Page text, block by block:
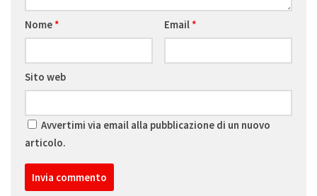
Nome* Email*
Sito web
Avvertimi via email alla pubblicazione di un nuovo
articolo.